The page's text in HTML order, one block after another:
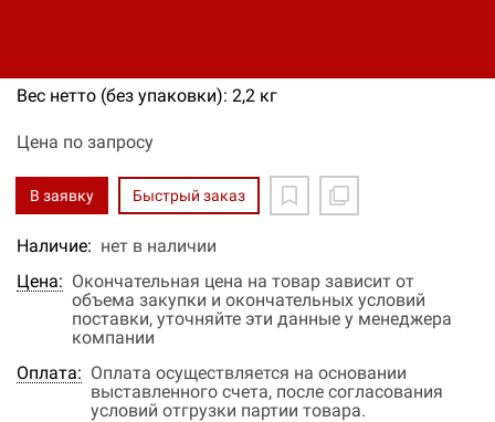
Вес нетто (без упаковки): 2,2 кг
Цена по запросу
В заявку Быстрый заказ
Наличие: нет в наличии
Цена: Окончательная цена на товар зависит от
объема закупки и окончательных условий
поставки, уточняйте эти данные у менеджера
компании
Оплата: Оплата осуществляется на основании
выставленного счета, после согласования
условий отгрузки партии товара.